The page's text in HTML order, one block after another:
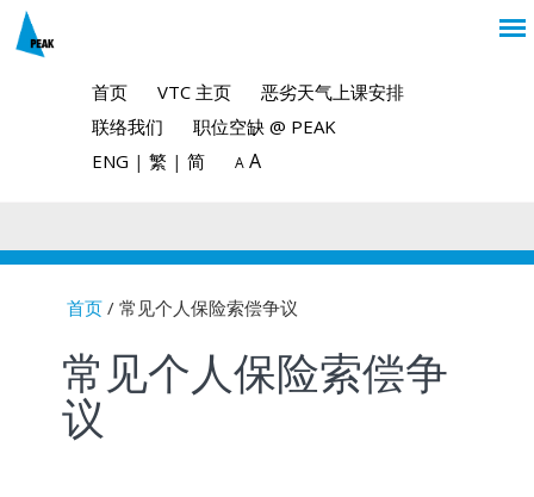
首页 VTC 主页
恶劣天气上课安排
联络我们
职位空缺 @ PEAK
ENG | 繁 | 简 A A
You are here
首页/ 常见个人保险索偿争议
常见个人保险索偿争
议